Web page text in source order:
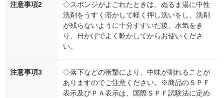
注意事項2
◇スポンジがよごれたときは、ぬるま湯に中性
洗剤をうすく溶かして軽く押し洗いをし、洗剤
が残らないように十分すすいだ後、水気をき
り、日かげでよく乾かしてからお使いくださ
い。
注意事項3
◇落下などの衝撃により、中味が割れることが
ありますのでご注意ください。※商品のＳＰＦ
表示及びＰＡ表示は、国際ＳＰＦ試験法に定め